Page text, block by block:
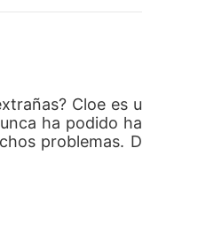
Cloe es u
ha podido ha
problemas. D